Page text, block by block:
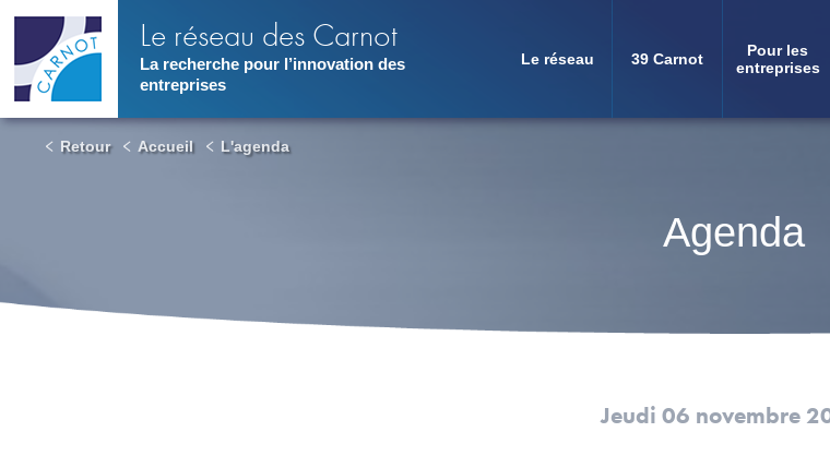
contenu
principal
Le réseau des Carnot
La recherche pour l’innovation des
entreprises
Navigation
principale
Le réseau 39 Carnot
Pour les
entreprises
Retour Accueil L'agenda
Agenda
Jeudi 06 novembre